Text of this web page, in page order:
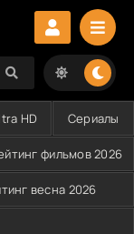
HD Сериалы
фильмов 2026
весна 2026